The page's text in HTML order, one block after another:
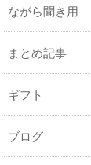
ながら聞き用
まとめ記事
ギフト
ブログ